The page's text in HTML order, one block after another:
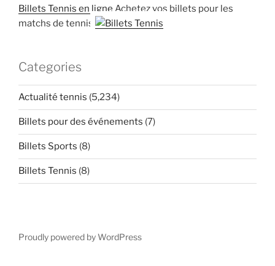
Billets Tennis en ligne Achetez vos billets pour les
matchs de tennis
Categories
Actualité tennis (5,234)
Billets pour des événements (7)
Billets Sports (8)
Billets Tennis (8)
Proudly powered by WordPress